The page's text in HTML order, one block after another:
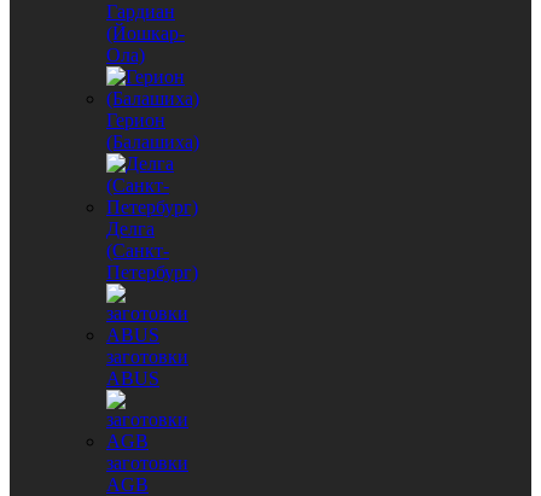
Гардиан
(Йошкар-
Ола)
Герион
(Балашиха)
Делга
(Санкт-
Петербург)
заготовки
ABUS
заготовки
AGB